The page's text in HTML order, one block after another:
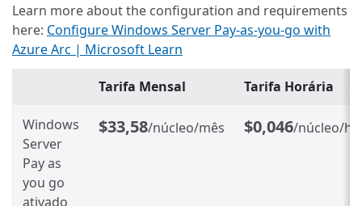
Learn more about the configuration and requirements
here: Configure Windows Server Pay-as-you-go with
Azure Arc | Microsoft Learn
Tarifa Mensal Tarifa Horária
Windows
Server
Pay as
you go
ativado
$33,58/núcleo/mês $0,046/núcleo/